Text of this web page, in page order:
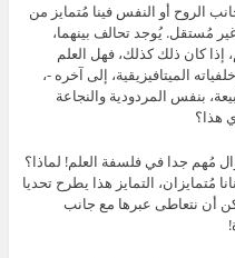
الروح أو النفس فينا مُتمايز من
مُستقل. يُوجد تحالف بينهما،
كان ذلك كذلك، فهل العلم
الميتافيزيقية، إلى آخره -،
بنفس المردودية والنجاعة
هذا؟
مُهم جدا في فلسفة العلم! لماذا؟
مُتمايزان، التمايز هذا يطرح تحديا
أن نتعاطى عبرها مع جانب